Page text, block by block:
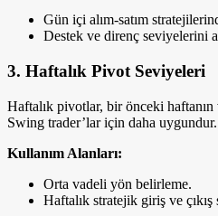
Gün içi alım-satım
Destek ve direnç seviyelerini
3. Haftalık Pivot Seviyeleri
Haftalık pivotlar, bir önceki haftanın
Swing trader’lar için daha uygundur.
Kullanım Alanları:
Orta vadeli yön belirleme.
Haftalık stratejik giriş ve